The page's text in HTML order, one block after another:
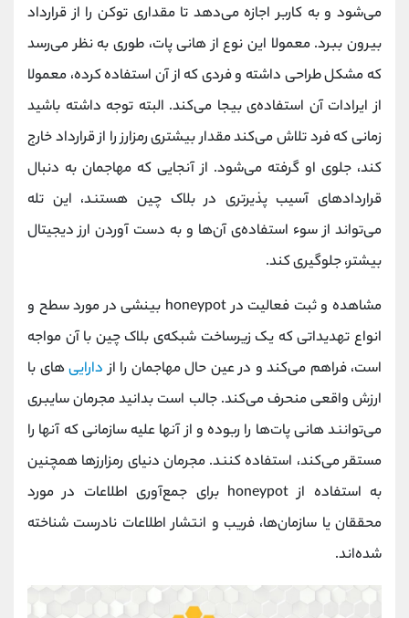
می‌شود و به کاربر اجازه می‌دهد تا مقداری توکن را از قرارداد
بیرون ببرد. معمولا این نوع از هانی پات، طوری به نظر می‌رسد
که مشکل طراحی داشته و فردی که از آن استفاده کرده، معمولا
از ایرادات آن استفاده‎‌ی بیجا می‌کند. البته توجه داشته باشید
زمانی که فرد تلاش می‌کند مقدار بیشتری رمزارز را از قرارداد خارج
کند، جلوی او گرفته می‌شود. از آنجایی که مهاجمان به دنبال
قراردادهای آسیب‌ پذیرتری در بلاک چین هستند، این تله
می‌تواند از سوء استفاده‌ی آن‌ها و به دست آوردن ارز دیجیتال
بیشتر، جلوگیری کند.
مشاهده و ثبت فعالیت در honeypot بینشی در مورد سطح و
انواع تهدیداتی که یک زیرساخت شبکه‌ی بلاک چین با آن مواجه
است، فراهم می‌کند و در عین حال مهاجمان را ازدارایی‌های با
ارزش واقعی منحرف می‌کند. جالب است بدانید مجرمان سایبری
می‌توانند هانی پات‌ها را ربوده و از آنها علیه سازمانی که آنها را
مستقر می‌کند، استفاده کنند. مجرمان دنیای رمزارزها همچنین
به استفاده از honeypot برای جمع‌آوری اطلاعات در مورد
محققان یا سازمان‌ها، فریب و انتشار اطلاعات نادرست شناخته
شده‌اند.